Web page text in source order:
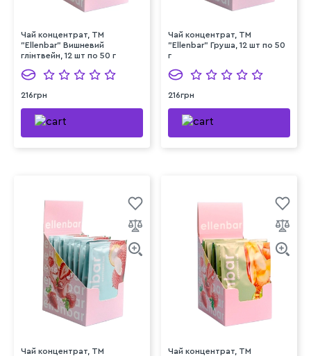
Чай концентрат, TM
"Ellenbar" Вишневий
глінтвейн, 12 шт по 50 г
216грн
Чай концентрат, TM
"Ellenbar" Груша, 12 шт по 50
г
216грн
Чай концентрат, TM
Чай концентрат, TM